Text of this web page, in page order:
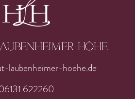
höhe
laubenheimer-hoehe.de
622260